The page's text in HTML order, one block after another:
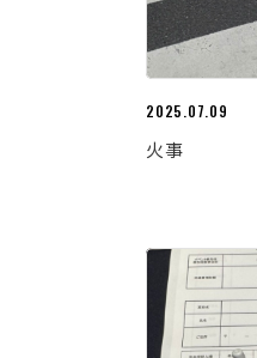
2025.07.09
火事